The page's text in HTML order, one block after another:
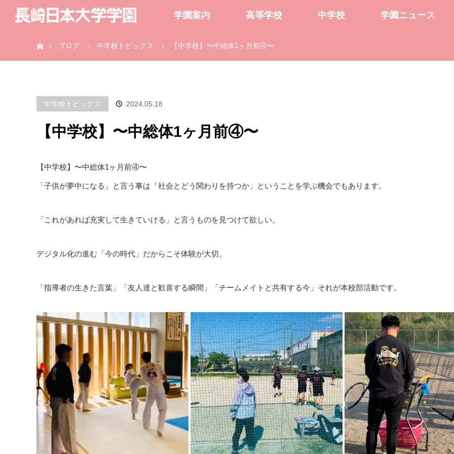
学園案内 高等学校 中学校 学園ニュース
ブログ
中学校トピックス 【中学校】〜中総体1ヶ月前④〜
中学校トピックス 2024.05.18
【中学校】〜中総体1ヶ月前④〜
【中学校】〜中総体1ヶ月前④〜
「子供が夢中になる」と言う事は「社会とどう関わりを持つか」ということを学ぶ機会でもあります。
「これがあれば充実して生きていける」と言うものを見つけて欲しい。
デジタル化の進む「今の時代」だからこそ体験が大切。
「指導者の生きた言葉」「友人達と歓喜する瞬間」「チームメイトと共有する今」それが本校部活動です。